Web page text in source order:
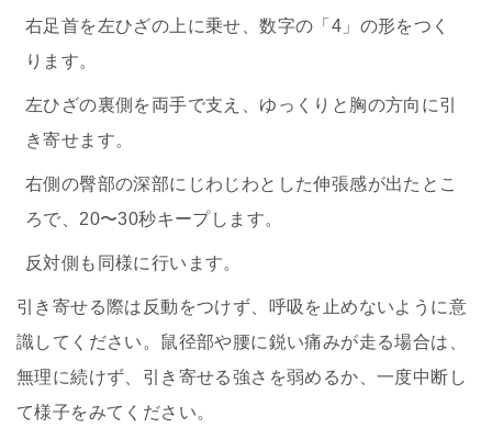
右足首を左ひざの上に乗せ、数字の「4」の形をつく
ります。
左ひざの裏側を両手で支え、ゆっくりと胸の方向に引
き寄せます。
右側の臀部の深部にじわじわとした伸張感が出たとこ
ろで、20〜30秒キープします。
反対側も同様に行います。
引き寄せる際は反動をつけず、呼吸を止めないように意
識してください。鼠径部や腰に鋭い痛みが走る場合は、
無理に続けず、引き寄せる強さを弱めるか、一度中断し
て様子をみてください。